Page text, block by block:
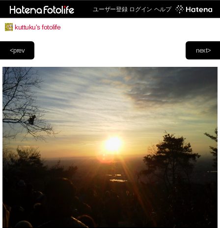
ユーザー登録 ログイン ヘルプ
kuttuku's fotolife
next>
<prev